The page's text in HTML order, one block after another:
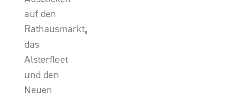
auf den
Rathausmarkt,
das
Alsterfleet
und den
Neuen